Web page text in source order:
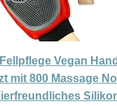
Vegan
mit 800 Massage